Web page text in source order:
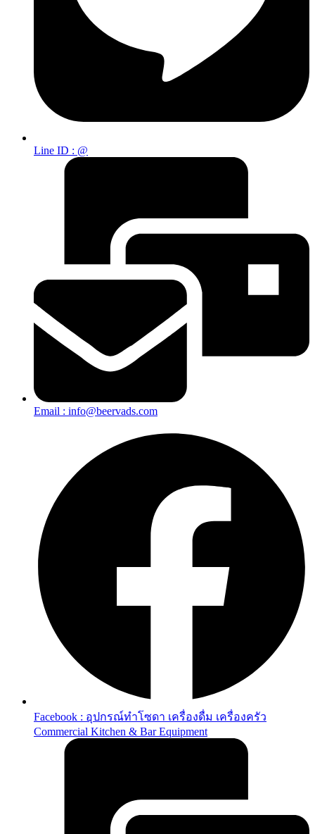
Line ID : @
Email : info@beervads.com
Facebook : อุปกรณ์ทำโซดา เครื่องดื่ม เครื่องครัว
Commercial Kitchen & Bar Equipment